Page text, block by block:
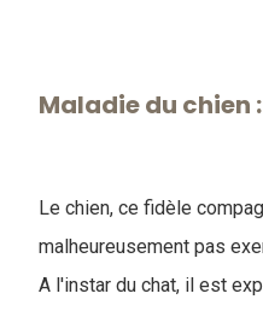
Maladie du chien
Le chien, ce fidèle
malheureusement pas
A l'instar du chat, il est